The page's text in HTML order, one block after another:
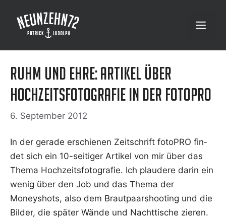
Inhalt
springen
Menü
Ruhm und Ehre: Artikel über
Hochzeitsfotografie in der fotoPRO
6. September 2012
In der gera­de erschie­nen Zeit­schrift foto­PRO fin­
det sich ein 10-sei­ti­ger Arti­kel von mir über das
The­ma Hoch­zeits­fo­to­gra­fie. Ich plau­de­re dar­in ein
wenig über den Job und das The­ma der
Moneyshots, also dem Braut­paar­shoo­ting und die
Bil­der, die spä­ter Wän­de und Nacht­ti­sche zie­ren.